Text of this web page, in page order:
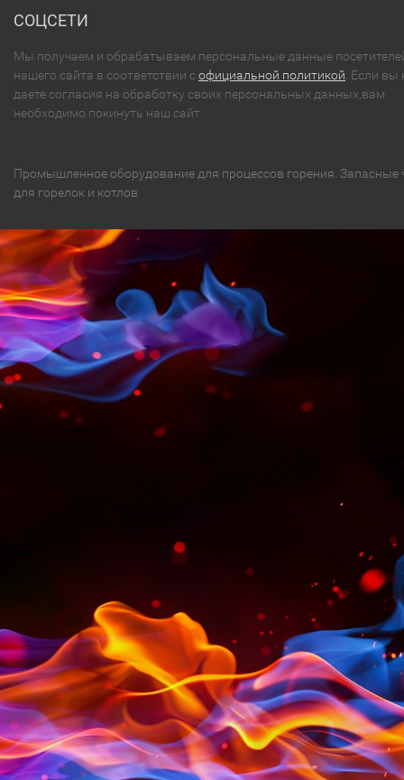
СОЦСЕТИ
Мы получаем и обрабатываем персональные данные
нашего сайта в соответствии софициальной политикой . Если вы
даете согласия на обработку своих персональных данных,вам
необходимо покинуть наш сайт.
Промышленное оборудование для процессов горения. Запасные
для горелок и котлов